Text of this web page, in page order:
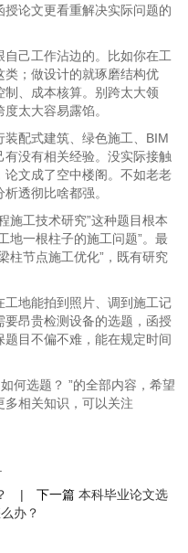
论文更看重解决实际问题的
己工作沾边的。比如你在工
；做设计的就琢磨结构优
、成本核算。别跨太大领
太大容易露馅。
配式建筑、绿色施工、BIM
没有相关经验。没实际接触
文成了空中楼阁。不如老老
透彻比啥都强。
施工技术研究”这种题目根本
地一根柱子的施工问题”。最
柱节点施工优化”，既有研究
地能拍到照片、调到施工记
要昂贵检测设备的选题，函授
目不偏不难，能在规定时间
何选题？ ”的全部内容，希望
多相关知识，可以关注
| 下一篇 本科毕业论文选
办？